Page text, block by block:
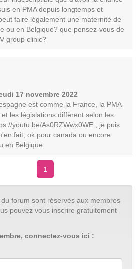
en PMA depuis longtemps et
faire légalement une maternité de
ou en Belgique? que pensez-vous de
group clinic?
17 novembre 2022
est comme la France, la PMA-
les législations diffèrent selon les
youtu.be/As0RZWwx0WE , je puis
fait, ok pour canada ou encore
en Belgique
1
du forum sont réservés aux membres
pouvez vous inscrire gratuitement
connectez-vous ici :